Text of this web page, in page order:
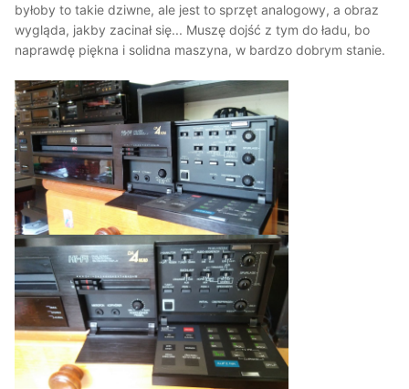
byłoby to takie dziwne, ale jest to sprzęt analogowy, a obraz
wygląda, jakby zacinał się... Muszę dojść z tym do ładu, bo
naprawdę piękna i solidna maszyna, w bardzo dobrym stanie.